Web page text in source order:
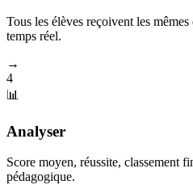
Tous les élèves reçoivent les
temps réel.
→
4
📊
Analyser
Score moyen, réussite, classement
pédagogique.